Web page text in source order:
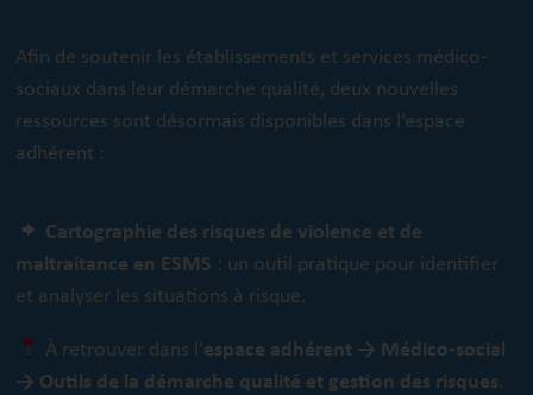
Afin de soutenir les établissements et services médico-
sociaux dans leur démarche qualité, deux nouvelles
ressources sont désormais disponibles dans l’espace
adhérent :
Cartographie des risques de violence et de
maltraitance en ESMS : un outil pratique pour identifier
et analyser les situations à risque.
À retrouver dans l’espace adhérent → Médico-social
→ Outils de la démarche qualité et gestion des risques.